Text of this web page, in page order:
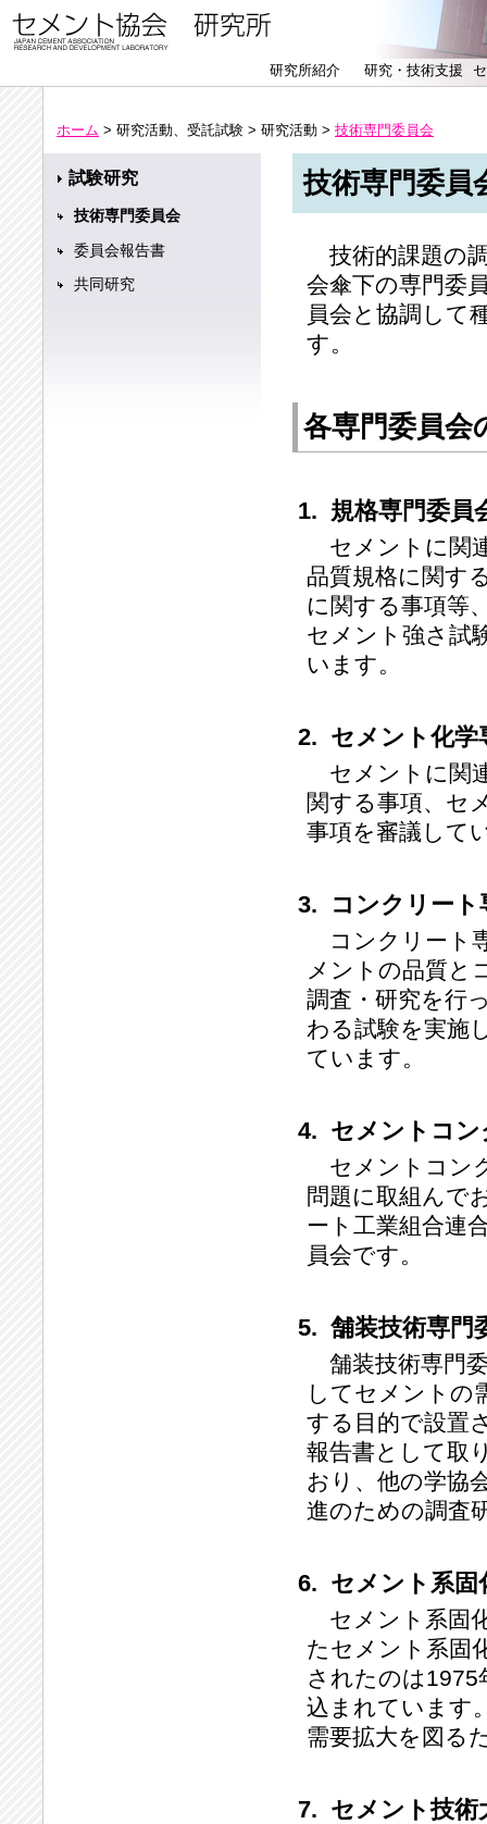
研究所紹介 研究・技術支援
ホーム > 研究活動、受託試験 > 研究活動 > 技術専門委員会
技術専門委員
技術的課題の
会傘下の専門委
員会と協調して
す。
各専門委員会
1. 規格専門委員
セメントに関
品質規格に関す
に関する事項等
セメント強さ試
います。
2. セメント化学
セメントに関
関する事項、セ
事項を審議して
3. コンクリート
コンクリート
メントの品質と
調査・研究を行
わる試験を実施
ています。
4. セメントコン
セメントコン
問題に取組んで
ート工業組合連
員会です。
5. 舗装技術専門
舗装技術専門
してセメントの
する目的で設置
報告書として取
おり、他の学協
進のための調査
6. セメント系固
セメント系固
たセメント系固
されたのは1975
込まれています
需要拡大を図る
7. セメント技術
試験研究
技術専門委員会
委員会報告書
共同研究